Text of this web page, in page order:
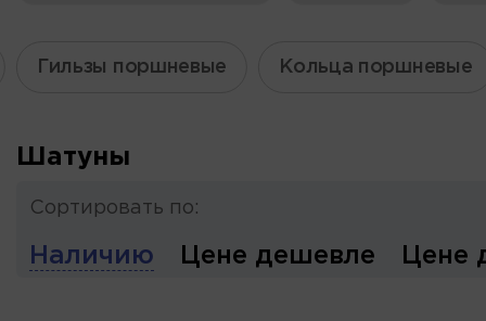
Гильзы поршневые Кольца поршневые
Шатуны
Сортировать по:
Наличию Цене дешевле Цене